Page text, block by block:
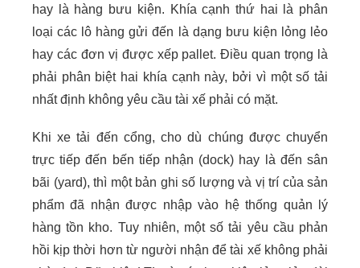
hay là hàng bưu kiện. Khía cạnh thứ hai là phân
loại các lô hàng gửi đến là dạng bưu kiện lỏng lẻo
hay các đơn vị được xếp pallet. Điều quan trọng là
phải phân biệt hai khía cạnh này, bởi vì một số tải
nhất định không yêu cầu tài xế phải có mặt.
Khi xe tải đến cổng, cho dù chúng được chuyển
trực tiếp đến bến tiếp nhận (dock) hay là đến sân
bãi (yard), thì một bản ghi số lượng và vị trí của sản
phẩm đã nhận được nhập vào hệ thống quản lý
hàng tồn kho. Tuy nhiên, một số tải yêu cầu phản
hồi kịp thời hơn từ người nhận để tài xế không phải